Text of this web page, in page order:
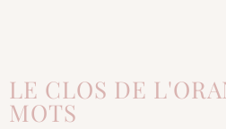
LE CLOS DE
MOTS